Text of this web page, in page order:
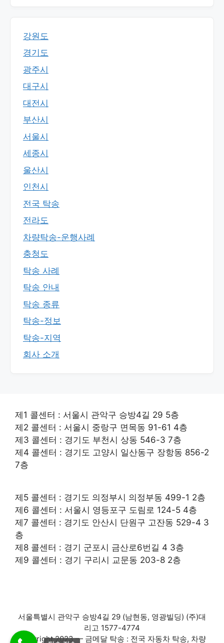
강원도
경기도
광주시
대구시
대전시
부산시
서울시
세종시
울산시
인천시
전국 탁송
전라도
차량탁송-운행사례
충청도
탁송 사례
탁송 안내
탁송 종류
탁송-정보
탁송-지역
회사 소개
제1 콜센터 : 서울시 관악구 승방4길 29 5층
제2 콜센터 : 서울시 중랑구 면목동 91-61 4층
제3 콜센터 : 경기도 부천시 상동 546-3 7층
제4 콜센터 : 경기도 고양시 일산동구 장항동 856-2
7층
제5 콜센터 : 경기도 의정부시 의정부동 499-1 2층
제6 콜센터 : 서울시 영등포구 도림로 124-5 4층
제7 콜센터 : 경기도 안산시 단원구 고잔동 529-4 3
층
제8 콜센터 : 경기 군포시 금산로6번길 4 3층
제9 콜센터 : 경기 구리시 교문동 203-8 2층
서울특별시 관악구 승방4길 29 (남현동, 영광빌딩) (주)대
리고 1577-4774
Copyright 2023 — 금메달 탁송 : 전국 자동차 탁송, 차량